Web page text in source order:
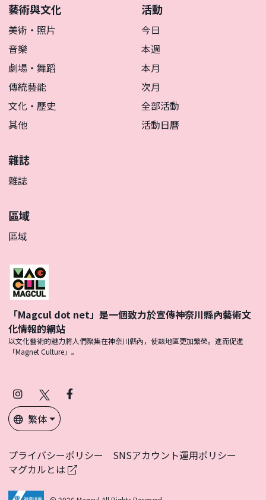
藝術與文化
美術・照片
音樂
劇場・舞蹈
傳統藝能
文化・歷史
其他
活動
今日
本週
本月
次月
全部活動
活動日曆
雜誌
雜誌
區域
區域
「Magcul dot net」是一個致力於宣傳神奈川縣內藝術文
化情報的網站
以文化藝術的魅力將人們聚集在神奈川縣內，使該地區更加繁榮。進而促進
「Magnet Culture」。
Instagram
(Twitter)
Facebook
繁体
プライバシーポリシー
SNSアカウント運用ポリシー
マグカルとは